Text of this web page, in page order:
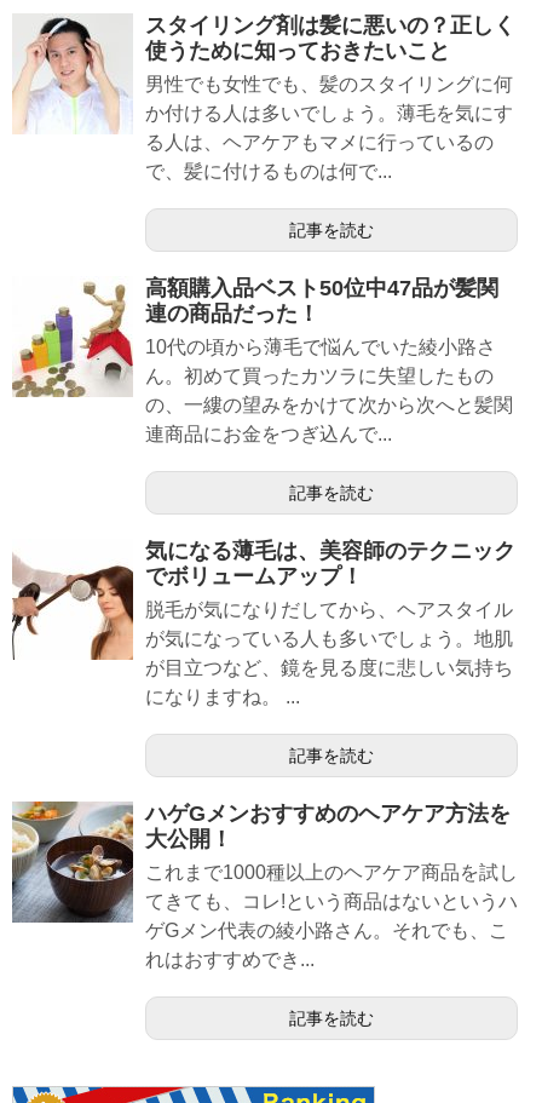
スタイリング剤は髪に悪いの？正しく
使うために知っておきたいこと
男性でも女性でも、髪のスタイリングに何
か付ける人は多いでしょう。薄毛を気にす
る人は、ヘアケアもマメに行っているの
で、髪に付けるものは何で...
記事を読む
高額購入品ベスト50位中47品が髪関
連の商品だった！
10代の頃から薄毛で悩んでいた綾小路さ
ん。初めて買ったカツラに失望したもの
の、一縷の望みをかけて次から次へと髪関
連商品にお金をつぎ込んで...
記事を読む
気になる薄毛は、美容師のテクニック
でボリュームアップ！
脱毛が気になりだしてから、ヘアスタイル
が気になっている人も多いでしょう。地肌
が目立つなど、鏡を見る度に悲しい気持ち
になりますね。 ...
記事を読む
ハゲGメンおすすめのヘアケア方法を
大公開！
これまで1000種以上のヘアケア商品を試し
てきても、コレ!という商品はないというハ
ゲGメン代表の綾小路さん。それでも、こ
れはおすすめでき...
記事を読む